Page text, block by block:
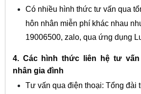
Có nhiều hình thức tư vấn qua
hôn nhân miễn phíkhác nhau
19006500, zalo, qua ứng dụng
4. Các hình thức liên hệ tư
nhân gia đình
Tư vấn qua điện thoại: Tổng đài